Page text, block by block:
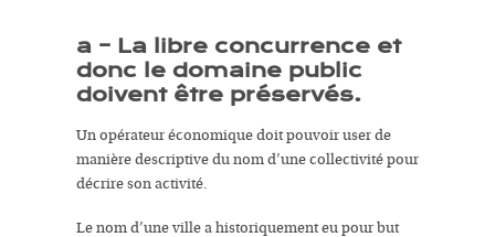
a – La libre concurrence et
donc le domaine public
doivent être préservés.
Un opérateur économique doit pouvoiruser de
manière descriptivedu nom d’une collectivité pour
décrire son activité.
Lenom d’une villea historiquement eu pour but